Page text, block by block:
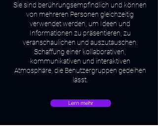
Sie sind berührungsempfindlich und können
von mehreren Personen gleichzeitig
verwendet werden, um Ideen und
Informationen zu präsentieren, zu
veranschaulichen und auszutauschen.
Schaffung einer kollaborativen,
kommunikativen und interaktiven
Atmosphäre, die Benutzergruppen gedeihen
lässt.
Lern mehr